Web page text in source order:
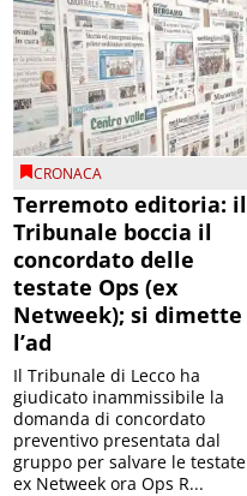
CRONACA
Terremoto editoria: il
Tribunale boccia il
concordato delle
testate Ops (ex
Netweek); si dimette
l’ad
Il Tribunale di Lecco ha
giudicato inammissibile la
domanda di concordato
preventivo presentata dal
gruppo per salvare le testate
ex Netweek ora Ops R...